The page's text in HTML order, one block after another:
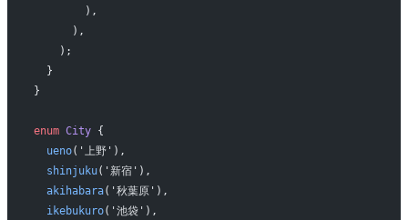
        ),
      ),
    );
  }
}
enum City {
  ueno
('上野'),
  shinjuku
('新宿'),
  akihabara
('秋葉原'),
  ikebukuro
('池袋'),